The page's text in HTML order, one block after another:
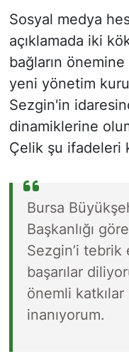
Sosyal medya
açıklamada iki
bağların
yeni yönetim
Sezgin'in
dinamiklerine
Çelik şu ifadeleri
Bursa
Başkanlığı
Sezgin’i
başarılar
önemli katkılar
inanıyorum.